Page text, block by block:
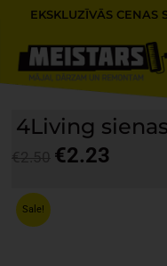
content
EKSKLUZĪVĀS CENAS
4Living
€2.23
Sale!